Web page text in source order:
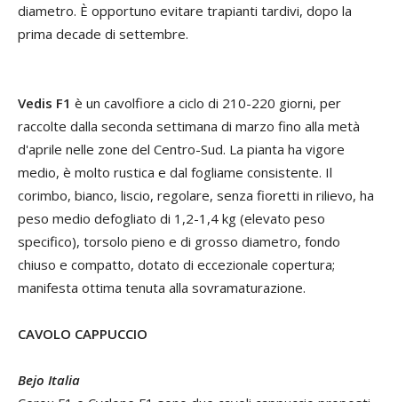
diametro. È opportuno evitare trapianti tardivi, dopo la
prima decade di settembre.
Vedis F1 è un cavolfiore a ciclo di 210-220 giorni, per
raccolte dalla seconda settimana di marzo fino alla metà
d'aprile nelle zone del Centro-Sud. La pianta ha vigore
medio, è molto rustica e dal fogliame consistente. Il
corimbo, bianco, liscio, regolare, senza fioretti in rilievo, ha
peso medio defogliato di 1,2-1,4 kg (elevato peso
specifico), torsolo pieno e di grosso diametro, fondo
chiuso e compatto, dotato di eccezionale copertura;
manifesta ottima tenuta alla sovramaturazione.
CAVOLO CAPPUCCIO
Bejo Italia